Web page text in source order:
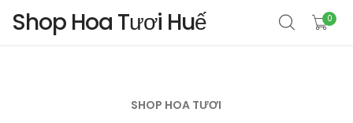
Shop Hoa Tươi Huế 0
SHOP HOA TƯƠI